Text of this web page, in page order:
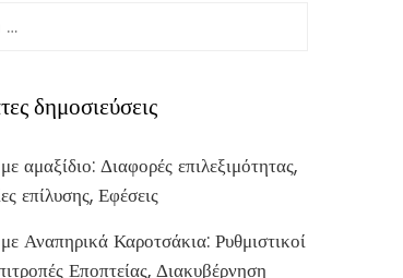
δημοσιεύσεις
αμαξίδιο: Διαφορές επιλεξιμότητας,
επίλυσης, Εφέσεις
Αναπηρικά Καροτσάκια: Ρυθμιστικοί
Εποπτείας, Διακυβέρνηση